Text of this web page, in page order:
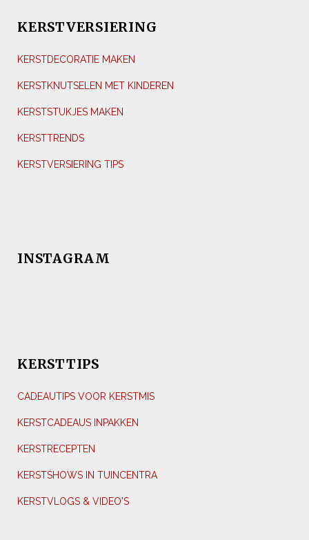
KERSTVERSIERING
KERSTDECORATIE MAKEN
KERSTKNUTSELEN MET KINDEREN
KERSTSTUKJES MAKEN
KERSTTRENDS
KERSTVERSIERING TIPS
INSTAGRAM
KERSTTIPS
CADEAUTIPS VOOR KERSTMIS
KERSTCADEAUS INPAKKEN
KERSTRECEPTEN
KERSTSHOWS IN TUINCENTRA
KERSTVLOGS & VIDEO'S